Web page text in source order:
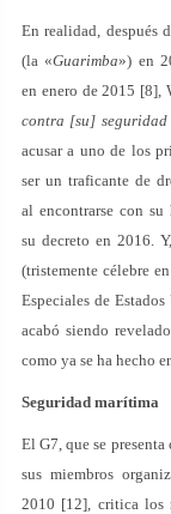
En realidad, después
(la «Guarimba») en
en enero de 2015 [8],
contra [su]
acusar a uno de los
ser un traficante de
al encontrarse con su
su decreto en 2016.
(tristemente célebre
Especiales de
acabó siendo
como ya se ha hecho
Seguridad marítima
El G7, que se
sus miembros
2010 [12], critica los